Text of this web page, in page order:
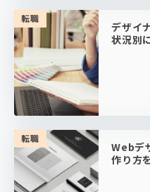
転職
デザイ
状況別
転職
Webデ
作り方